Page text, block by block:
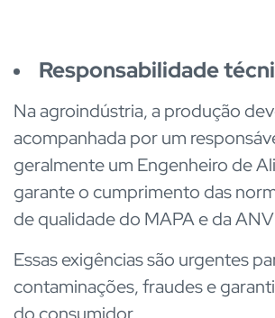
Responsabilidade
Na agroindústria, a produção
acompanhada por um
geralmente um Engenheiro de
garante o cumprimento das
de qualidade do MAPA e da
Essas exigências são urgentes
contaminações, fraudes e
do consumidor.